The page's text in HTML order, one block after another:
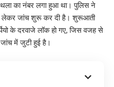
का नंबर लगा हुआ था। पुलिस ने
लेकर जांच शुरू कर दी है। शुरूआती
के दरवाजे लॉक हो गए, जिस वजह से
जांच में जुटी हुई है।